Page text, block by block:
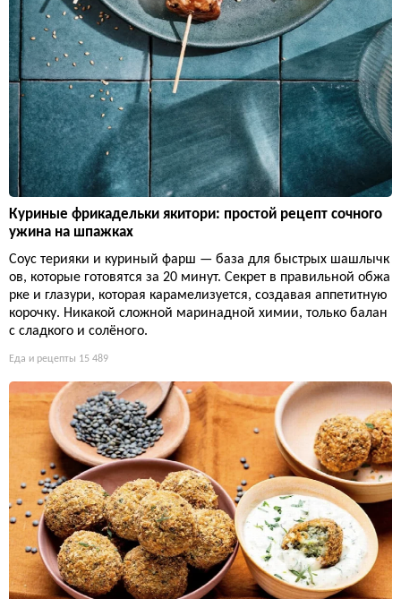
Куриные фрикадельки якитори: простой рецепт сочного
ужина на шпажках
Соус терияки и куриный фарш — база для быстрых шашлычк
ов, которые готовятся за 20 минут. Секрет в правильной обжа
рке и глазури, которая карамелизуется, создавая аппетитную
корочку. Никакой сложной маринадной химии, только балан
с сладкого и солёного.
Еда и рецепты 15 489